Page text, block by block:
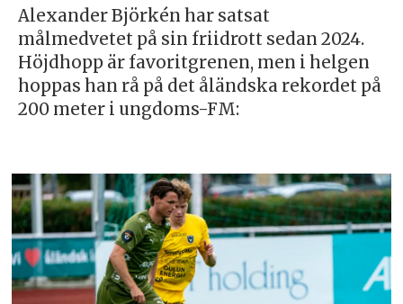
Alexander Björkén har satsat
målmedvetet på sin friidrott sedan 2024.
Höjdhopp är favoritgrenen, men i helgen
hoppas han rå på det åländska rekordet på
200 meter i ungdoms-FM: